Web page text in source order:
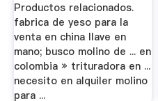
Productos relacionados.
fabrica de yeso para la
venta en china llave en
mano; busco molino de ... en
colombia » trituradora en ...
necesito en alquiler molino
para ...